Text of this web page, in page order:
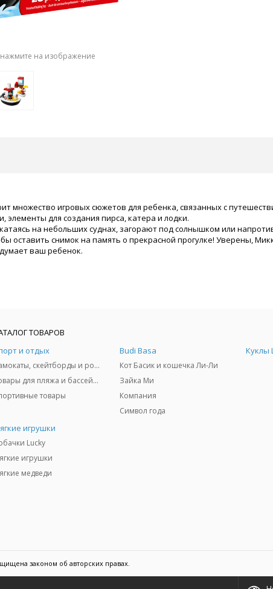
на изображение
множество игровых сюжетов для ребенка, связанных с
для создания пирса, катера и лодки.
на небольших суднах, загорают под солнышком или
оставить снимок на память о прекрасной прогулке! Уверены,
ваш ребенок.
ТОВАРОВ
и отдых
Самокаты, скейтборды и ролики
Товары для пляжа и бассейны
товары
Budi Basa
Кот Басик и кошечка Ли-Ли
Зайка Ми
Компания
Символ года
Куклы
игрушки
Lucky
игрушки
медведи
законом об авторских правах.